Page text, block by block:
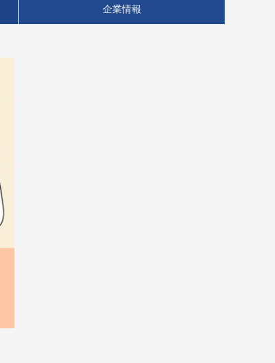
企業情報